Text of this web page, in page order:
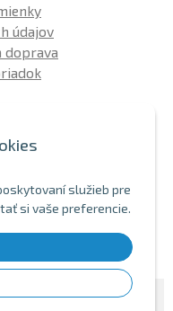
služieb pre
si vaše preferencie.
údajov
doprava
27,5' | 29'
Pohoda Connectorby